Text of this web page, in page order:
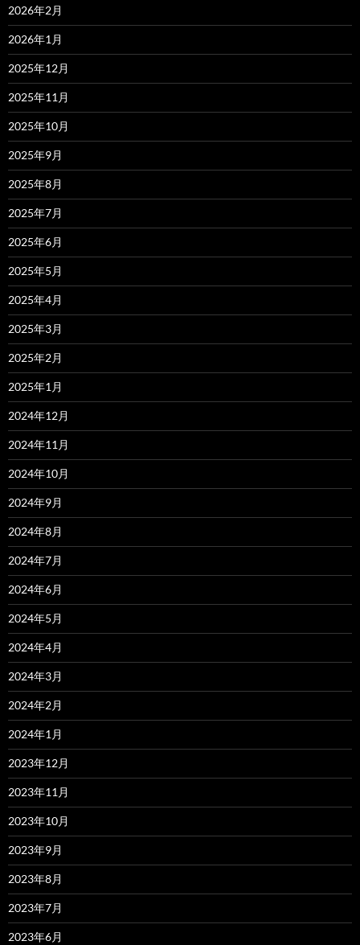
2026年2月
2026年1月
2025年12月
2025年11月
2025年10月
2025年9月
2025年8月
2025年7月
2025年6月
2025年5月
2025年4月
2025年3月
2025年2月
2025年1月
2024年12月
2024年11月
2024年10月
2024年9月
2024年8月
2024年7月
2024年6月
2024年5月
2024年4月
2024年3月
2024年2月
2024年1月
2023年12月
2023年11月
2023年10月
2023年9月
2023年8月
2023年7月
2023年6月